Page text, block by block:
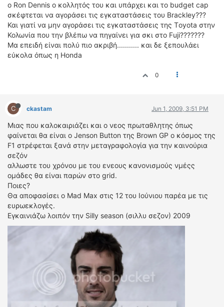
ο Ron Dennis o κολλητός του και υπάρχει και το budget cap
σκέφτεται να αγοράσει τις εγκαταστάσεις του Brackley???
Και γιατί να μην αγοράσει τις εγκαταστάσεις της Τoyota στην
Κολωνία που την βλέπω να πηγαίνει για σκι στο Fuji???????
Μα επειδή είναι πολύ πιο ακριβή........... και δε ξεπουλάει
εύκολα όπως η Honda
0
C ckastam Jun 1, 2009, 3:51 PM
Μιας που καλοκαιριάζει και ο νεος πρωταθλητης όπως
φαίνεται θα είναι ο Jenson Button της Brown GP ο κόσμος της
F1 στρέφεται ξανά στην μεταγραφολογία για την καινούρια
σεζόν
αλλωστε του χρόνου με του ενεους κανονισμούς νμέςς
ομάδες θα είναι παρών στο grid.
Ποιες?
Θα αποφασίσει ο Mad Max στις 12 του Ιούνιου παρέα με τις
ευρωεκλογές.
Εγκαινιάζω λοιπόν την Silly season (σιλλυ σεζον) 2009
2ΤΡΟΧΟΙ
ΟΔΗΓΟΥΜΕ
ΕΠΙΚΑΙΡΟΤΗΤΑ
ΑΓΩΝΕΣ